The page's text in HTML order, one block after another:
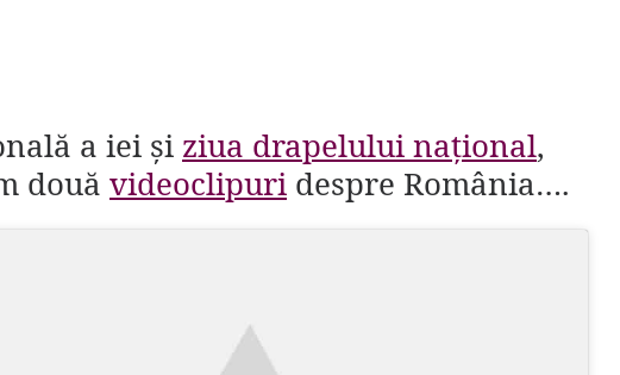
a iei și ziua drapelului național,
două videoclipuri despre România….